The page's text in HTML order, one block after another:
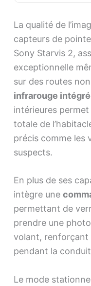
La qualité de
capteurs de
Sony Starvis 2,
exceptionnelle
sur des routes
infrarouge
intérieures permet
totale de
précis comme les
suspects.
En plus de ses
intègre une
permettant de
prendre une
volant, renforçant
pendant la
Le mode